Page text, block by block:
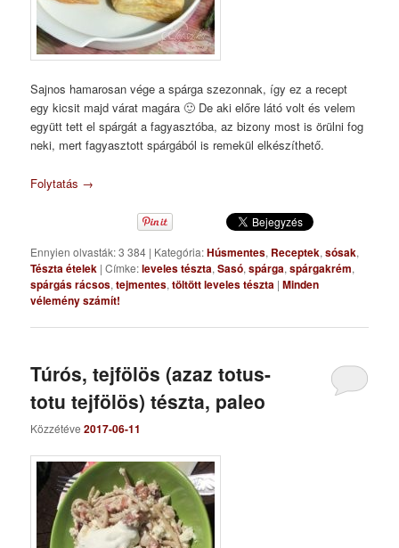
Sajnos hamarosan vége a spárga szezonnak, így ez a recept
egy kicsit majd várat magára 🙂 De aki előre látó volt és velem
együtt tett el spárgát a fagyasztóba, az bizony most is örülni fog
neki, mert fagyasztott spárgából is remekül elkészíthető.
Folytatás →
Ennyien olvasták: 3 384 | Kategória:Húsmentes, Receptek,sósak,
Tészta ételek |Címke:leveles tészta,Sasó,spárga,spárgakrém,
spárgás rácsos,tejmentes,töltött leveles tészta |Minden
vélemény számít!
Túrós, tejfölös (azaz totus-
totu tejfölös) tészta, paleo
Közzétéve2017-06-11